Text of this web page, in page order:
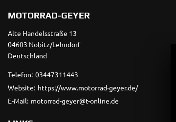
MOTORRAD-GEYER
Alte Handelsstraße 13
04603 Nobitz/Lehndorf
Deutschland
Telefon: 03447311443
Website: https://www.motorrad-geyer.de/
E-Mail: motorrad-geyer@t-online.de